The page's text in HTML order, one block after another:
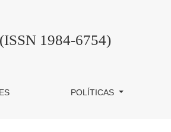
1984-6754)
POLÍTICAS